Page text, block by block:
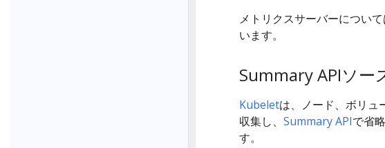
メトリクスサーバーについて
います。
Summary APIソー
Kubeletは、ノード、ボリュ
収集し、 Summary APIで省
す。